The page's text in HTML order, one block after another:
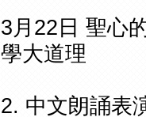
3月22日 聖心
學大道理
2. 中文朗誦表